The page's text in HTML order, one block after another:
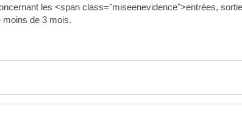
les <span class="miseenevidence">entrées,
moins de 3 mois.